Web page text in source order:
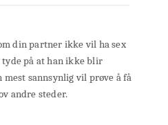
din partner ikke vil ha sex
tyde på at han ikke blir
mest sannsynlig vil prøve å få
andre steder.